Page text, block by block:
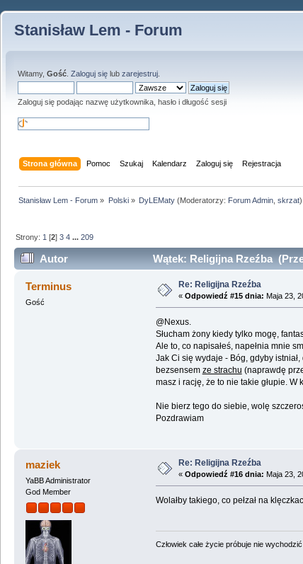
Stanisław Lem - Forum
Witamy, Gość Zaloguj się lub zarejestruj
Zaloguj się podając nazwę użytkownika, hasło i długość sesji
Strona główna Pomoc Szukaj Kalendarz Zaloguj się Rejestracja
Stanisław Lem - Forum » Polski» DyLEMaty(Moderatorzy: Forum Admin, skrzat
Strony: 1 [2]3 4 ...209
Autor Wątek: Religijna Rzeźba
Terminus
Gość
Re: Religijna Rzeźba
« Odpowiedź #15 dnia: Maja 23,
@Nexus.
Słucham żony kiedy tylko mogę,
Ale to, co napisałeś, napełnia mnie
Jak Ci się wydaje - Bóg, gdyby
bezsensem ze strachu (naprawdę
masz i rację, że to nie takie głupie.
Nie bierz tego do siebie, wolę
Pozdrawiam
maziek
YaBB Administrator
God Member
Re: Religijna Rzeźba
« Odpowiedź #16 dnia: Maja 23,
Wolałby takiego, co pełzał na
Człowiek całe życie próbuje nie